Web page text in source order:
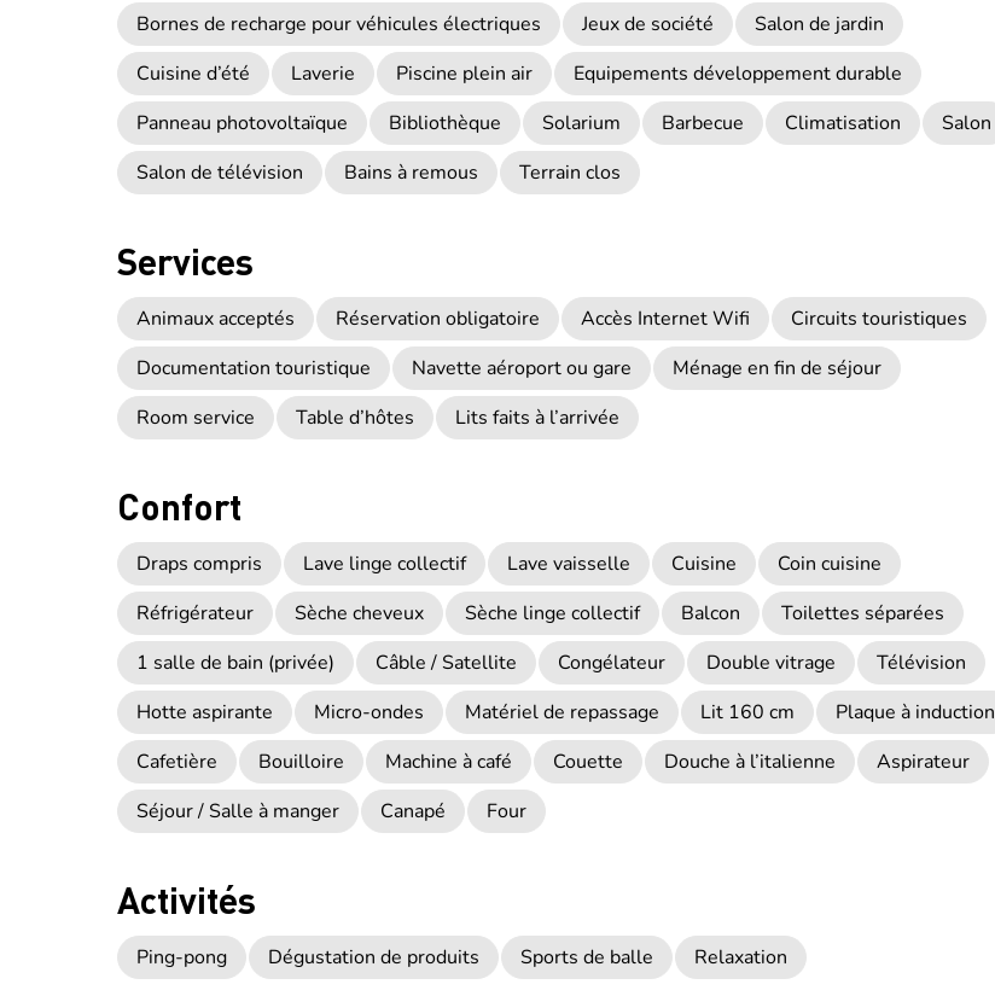
Bornes de recharge pour véhicules électriques
Jeux de société
Salon de jardin
Cuisine d’été
Laverie Piscine plein air
Equipements développement durable
Panneau photovoltaïque
Bibliothèque Solarium Barbecue Climatisation
Salon
Salon de télévision
Bains à remous Terrain clos
Services
Animaux acceptés Réservation obligatoire Accès Internet Wifi
Circuits touristiques
Documentation touristique
Navette aéroport ou gare
Ménage en fin de séjour
Room service
Table d’hôtes Lits faits à l’arrivée
Confort
Draps compris Lave linge collectif Lave vaisselle Cuisine
Coin cuisine
Réfrigérateur
Sèche cheveux Sèche linge collectif Balcon
Toilettes séparées
1 salle de bain (privée)
Câble / Satellite Congélateur Double vitrage
Télévision
Hotte aspirante
Micro-ondes Matériel de repassage Lit 160 cm
Plaque à induction
Cafetière
Bouilloire Machine à café Couette Douche à l’italienne
Aspirateur
Séjour / Salle à manger
Canapé Four
Activités
Ping-pong Dégustation de produits Sports de balle Relaxation